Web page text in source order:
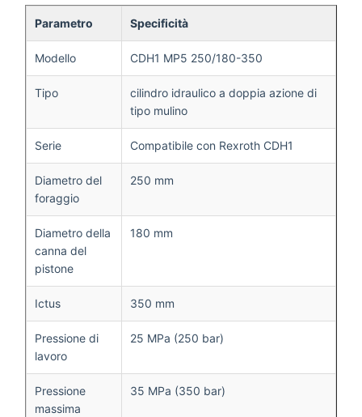
Parametro Specificità
Modello CDH1 MP5 250/180-350
Tipo
cilindro idraulico a doppia azione di
tipo mulino
Serie Compatibile con Rexroth CDH1
Diametro del
foraggio
250 mm
Diametro della
canna del
pistone
180 mm
Ictus 350 mm
Pressione di
lavoro
25 MPa (250 bar)
Pressione
massima
35 MPa (350 bar)